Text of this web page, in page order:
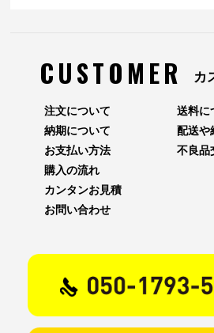
CUSTOMER カ
注文について
納期について
お支払い方法
送料に
配送や
不良品
購入の流れ
カンタンお見積
お問い合わせ